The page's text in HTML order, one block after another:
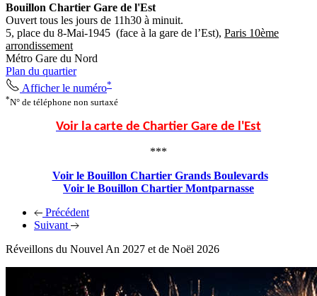
Bouillon Chartier Gare de l'Est
Ouvert tous les jours de 11h30 à minuit.
5, place du 8-Mai-1945 (face à la gare de l’Est), Paris 10ème
arrondissement
Métro Gare du Nord
Plan du quartier
Afficher le numéro*
*N° de téléphone non surtaxé
Voir la carte de Chartier Gare de l'Est
***
Voir le Bouillon Chartier Grands Boulevards
Voir le Bouillon Chartier Montparnasse
Précédent
Suivant
Réveillons du Nouvel An 2027 et de Noël 2026